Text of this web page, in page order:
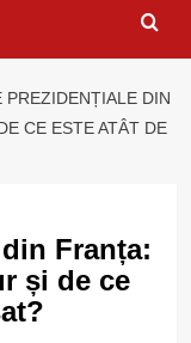
PREZIDENȚIALE DIN
CE ESTE ATÂT DE
Franța:
și de ce